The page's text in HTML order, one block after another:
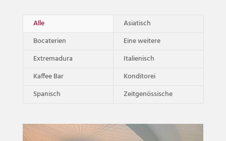
Alle
Asiatisch
Bocaterien
Eine weitere
Extremadura
Italienisch
Kaffee Bar
Konditorei
Spanisch
Zeitgenössische